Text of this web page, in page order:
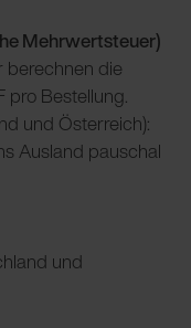
Mehrwertsteuer)
berechnen die
pro Bestellung.
und Österreich):
Ausland pauschal
und